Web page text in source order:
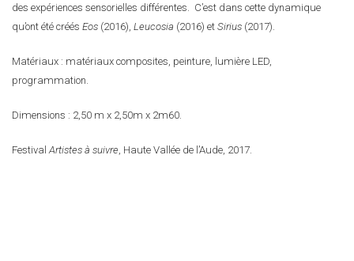
des expériences sensorielles différentes.
C’est dans cette dynamique
qu’ont été créés Eos (2016), Leucosia (2016) et Sirius (2017).
Matériaux : matériaux composites, peinture, lumière LED,
programmation.
Dimensions : 2,50 m x 2,50m x 2m60.
Festival Artistes à suivre , Haute Vallée de l’Aude, 2017.